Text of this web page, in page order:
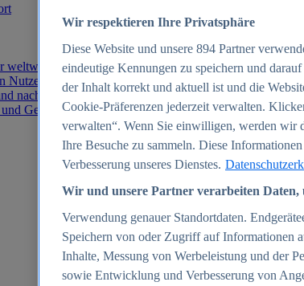
weltweit 2012-2025
Nutzern weltweit 2025
nach Generationen 2025
Geschlecht in Deutschland 2025
Wir respektieren Ihre Privatsphäre
Diese Website und unsere 894 Partner
eindeutige Kennungen zu speichern und
der Inhalt korrekt und aktuell ist und die
Cookie-Präferenzen jederzeit verwalten.
verwalten“. Wenn Sie einwilligen, werden wir
Ihre Besuche zu sammeln. Diese
Verbesserung unseres Dienstes.
Wir und unsere Partner verarbeiten Daten,
Verwendung genauer Standortdaten.
Speichern von oder Zugriff auf Informationen
Inhalte, Messung von Werbeleistung und der
sowie Entwicklung und Verbesserung von